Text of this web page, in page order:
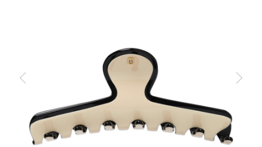
トピックス
ヘアアレンジ動画
ヒストリー